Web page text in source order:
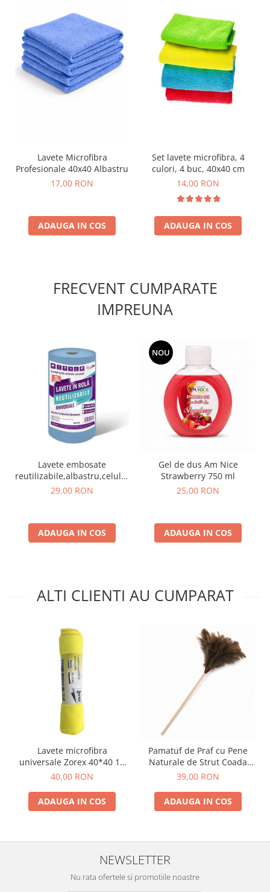
Lavete Microfibra
Profesionale 40x40 Albastru
17,00 RON
ADAUGA IN COS
Set lavete microfibra, 4
culori, 4 buc, 40x40 cm
14,00 RON
ADAUGA IN COS
FRECVENT CUMPARATE
IMPREUNA
Lavete embosate
reutilizabile,albastru,celuloza,30
x 20 cm,rola 75 bucati
29,00 RON
ADAUGA IN COS
NOU
Gel de dus Am Nice
Strawberry 750 ml
25,00 RON
ADAUGA IN COS
ALTI CLIENTI AU CUMPARAT
Lavete microfibra
universale Zorex 40*40 10
buc
40,00 RON
ADAUGA IN COS
Pamatuf de Praf cu Pene
Naturale de Strut Coada
Lemn
39,00 RON
ADAUGA IN COS
NEWSLETTER
Nu rata ofertele si promotiile noastre